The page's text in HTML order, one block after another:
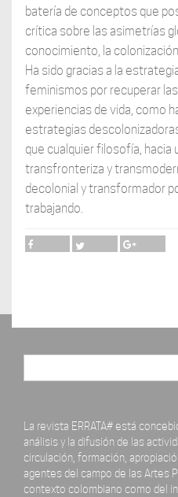
batería de conceptos que
crítica sobre las asimetrías
conocimiento, la
Ha sido gracias a la
feminismos por recuperar
experiencias de vida, como
estrategias
que cualquier filosofía, hacia
transfronteriza y
decolonial y transformador
trabajando.
La revista ERRATA# está
análisis y la difusión de las
circulación, formación,
agentes del campo de las Artes
contexto colombiano como del